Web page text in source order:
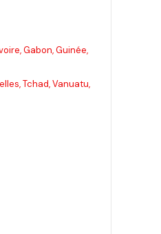
Gabon, Guinée,
Tchad, Vanuatu,